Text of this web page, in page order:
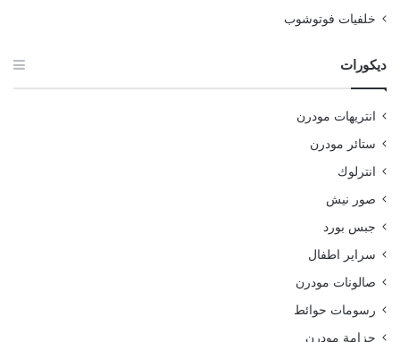
خلفيات فوتوشوب
ديكورات
انتريهات مودرن
ستائر مودرن
انترلوك
صور نيش
جبس بورد
سراير اطفال
صالونات مودرن
رسومات حوائط
جزامة مودرن